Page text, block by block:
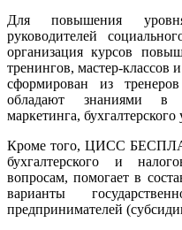
Для повышения
руководителей
организация курсов
тренингов, мастер-классов
сформирован из
обладают знаниями в
маркетинга, бухгалтерского
Кроме того, ЦИСС
бухгалтерского и
вопросам, помогает в
варианты
предпринимателей